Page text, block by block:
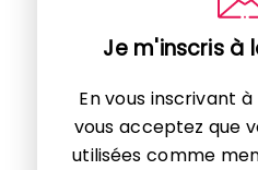
Je m'inscris à
En vous inscrivant
vous acceptez que
utilisées comme